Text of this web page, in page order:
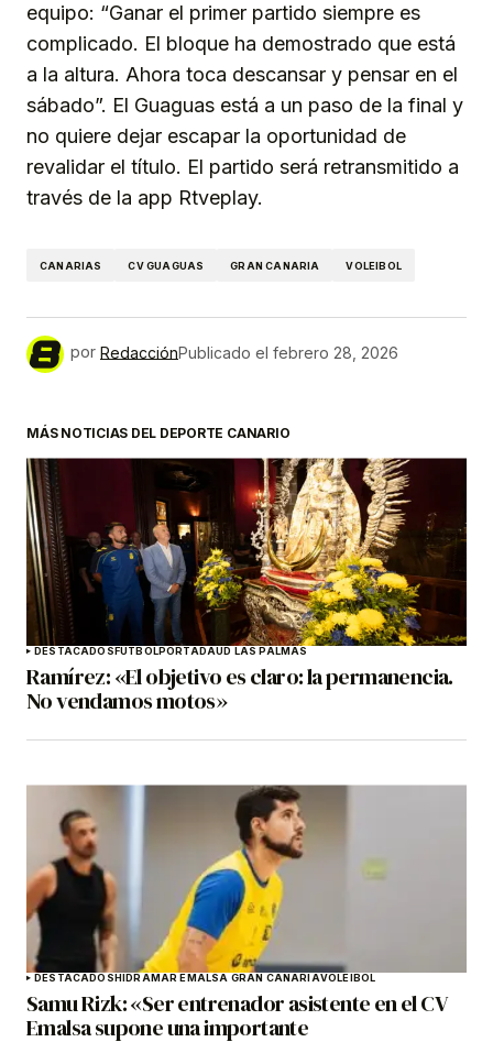
equipo: “Ganar el primer partido siempre es
complicado. El bloque ha demostrado que está
a la altura. Ahora toca descansar y pensar en el
sábado”. El Guaguas está a un paso de la final y
no quiere dejar escapar la oportunidad de
revalidar el título. El partido será retransmitido a
través de la app Rtveplay.
CANARIAS CV GUAGUAS GRAN CANARIA VOLEIBOL
por RedacciónPublicado el febrero 28, 2026
MÁS NOTICIAS DEL DEPORTE CANARIO
DESTACADOS FÚTBOLPORTADAUD LAS PALMAS
Ramírez: «El objetivo es claro: la permanencia.
No vendamos motos»
DESTACADOS HIDRAMAR EMALSA GRAN CANARIAVOLEIBOL
Samu Rizk: «Ser entrenador asistente en el CV
Emalsa supone una importante